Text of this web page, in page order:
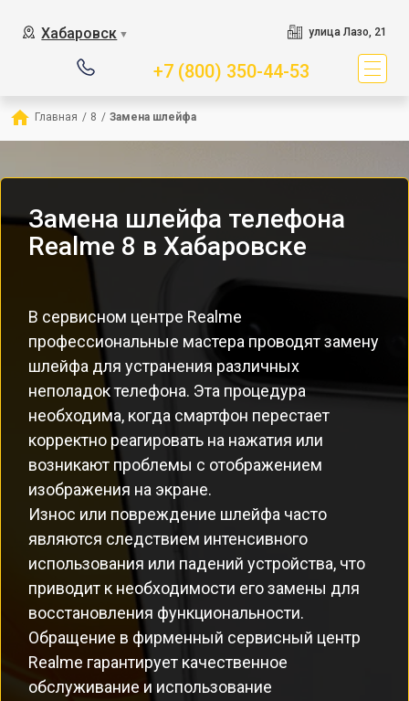
Хабаровск ▼ улица Лазо, 21
+7 (800) 350-44-53
Главная / 8 / Замена шлейфа
Замена шлейфа телефона
Realme 8 в Хабаровске
В сервисном центре Realme
профессиональные мастера проводят замену
шлейфа для устранения различных
неполадок телефона. Эта процедура
необходима, когда смартфон перестает
корректно реагировать на нажатия или
возникают проблемы с отображением
изображения на экране.
Износ или повреждение шлейфа часто
являются следствием интенсивного
использования или падений устройства, что
приводит к необходимости его замены для
восстановления функциональности.
Обращение в фирменный сервисный центр
Realme гарантирует качественное
обслуживание и использование